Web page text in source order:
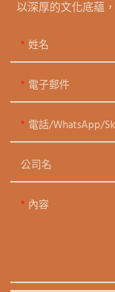
以深厚的文化底蘊
姓名
電子郵件
電話/WhatsApp/
公司名
內容